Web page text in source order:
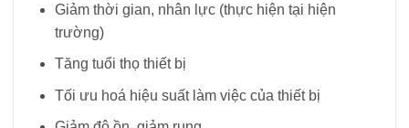
Giảm thời gian, nhân lực (thực hiện tại hiện
trường)
Tăng tuổi thọ thiết bị
Tối ưu hoá hiệu suất làm việc của thiết bị